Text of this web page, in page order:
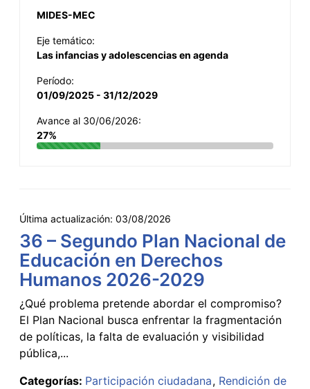
MIDES-MEC
Eje temático:
Las infancias y adolescencias en agenda
Período:
01/09/2025 - 31/12/2029
Avance al 30/06/2026:
27%
Última actualización: 03/08/2026
36 – Segundo Plan Nacional de
Educación en Derechos
Humanos 2026-2029
¿Qué problema pretende abordar el compromiso?
El Plan Nacional busca enfrentar la fragmentación
de políticas, la falta de evaluación y visibilidad
pública,...
Categorías: Participación ciudadana Rendición de